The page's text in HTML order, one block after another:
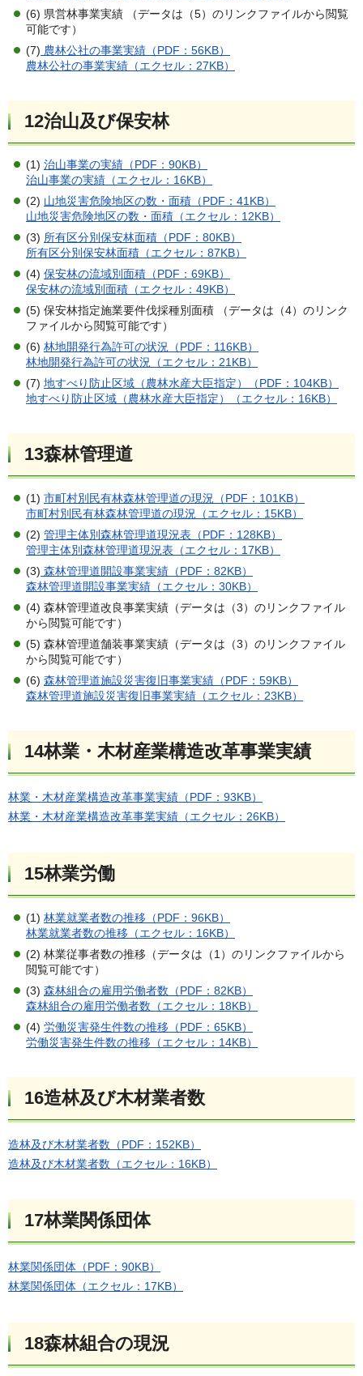
(6) 県営林事業実績 （データは（5）のリンクファイルから閲覧
可能です）
(7) 農林公社の事業実績（PDF：56KB）
農林公社の事業実績（エクセル：27KB）
12治山及び保安林
(1) 治山事業の実績（PDF：90KB）
治山事業の実績（エクセル：16KB）
(2) 山地災害危険地区の数・面積（PDF：41KB）
山地災害危険地区の数・面積（エクセル：12KB）
(3) 所有区分別保安林面積（PDF：80KB）
所有区分別保安林面積（エクセル：87KB）
(4) 保安林の流域別面積（PDF：69KB）
保安林の流域別面積（エクセル：49KB）
(5) 保安林指定施業要件伐採種別面積 （データは（4）のリンク
ファイルから閲覧可能です）
(6) 林地開発行為許可の状況（PDF：116KB）
林地開発行為許可の状況（エクセル：21KB）
(7) 地すべり防止区域（農林水産大臣指定）（PDF：104KB）
地すべり防止区域（農林水産大臣指定）（エクセル：16KB）
13森林管理道
(1) 市町村別民有林森林管理道の現況（PDF：101KB）
市町村別民有林森林管理道の現況（エクセル：15KB）
(2) 管理主体別森林管理道現況表（PDF：128KB）
管理主体別森林管理道現況表（エクセル：17KB）
(3) 森林管理道開設事業実績（PDF：82KB）
森林管理道開設事業実績（エクセル：30KB）
(4) 森林管理道改良事業実績（データは（3）のリンクファイル
から閲覧可能です）
(5) 森林管理道舗装事業実績（データは（3）のリンクファイル
から閲覧可能です）
(6) 森林管理道施設災害復旧事業実績（PDF：59KB）
森林管理道施設災害復旧事業実績（エクセル：23KB）
14林業・木材産業構造改革事業実績
林業・木材産業構造改革事業実績（PDF：93KB）
林業・木材産業構造改革事業実績（エクセル：26KB）
15林業労働
(1) 林業就業者数の推移（PDF：96KB）
林業就業者数の推移（エクセル：16KB）
(2) 林業従事者数の推移（データは（1）のリンクファイルから
閲覧可能です）
(3) 森林組合の雇用労働者数（PDF：82KB）
森林組合の雇用労働者数（エクセル：18KB）
(4) 労働災害発生件数の推移（PDF：65KB）
労働災害発生件数の推移（エクセル：14KB）
16造林及び木材業者数
造林及び木材業者数（PDF：152KB）
造林及び木材業者数（エクセル：16KB）
17林業関係団体
林業関係団体（PDF：90KB）
林業関係団体（エクセル：17KB）
18森林組合の現況